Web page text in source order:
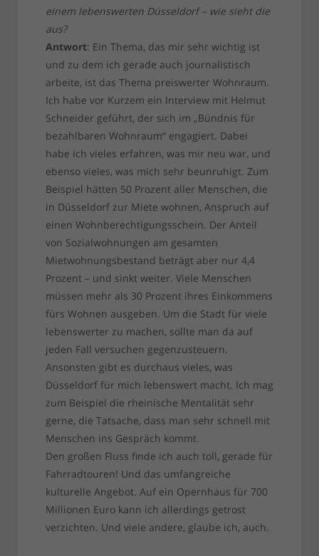
einem lebenswerten Düsseldorf – wie sieht die
aus?
Antwort: Ein Thema, das mir sehr wichtig ist
und zu dem ich gerade auch journalistisch
arbeite, ist das Thema preiswerter Wohnraum.
Ich habe vor Kurzem ein Interview mit Helmut
Schneider geführt, der sich im „Bündnis für
bezahlbaren Wohnraum“ engagiert. Dabei
habe ich vieles erfahren, was mir neu war, und
ebenso vieles, was mich sehr beunruhigt. Zum
Beispiel hätten 50 Prozent aller Menschen, die
in Düsseldorf zur Miete wohnen, Anspruch auf
einen Wohnberechtigungsschein. Der Anteil
von Sozialwohnungen am gesamten
Mietwohnungsbestand beträgt aber nur 4,4
Prozent – und sinkt weiter. Viele Menschen
müssen mehr als 30 Prozent ihres Einkommens
fürs Wohnen ausgeben. Um die Stadt für viele
lebenswerter zu machen, sollte man da auf
jeden Fall versuchen gegenzusteuern.
Ansonsten gibt es durchaus vieles, was
Düsseldorf für mich lebenswert macht. Ich mag
zum Beispiel die rheinische Mentalität sehr
gerne, die Tatsache, dass man sehr schnell mit
Menschen ins Gespräch kommt.
Den großen Fluss finde ich auch toll, gerade für
Fahrradtouren! Und das umfangreiche
kulturelle Angebot. Auf ein Opernhaus für 700
Millionen Euro kann ich allerdings getrost
verzichten. Und viele andere, glaube ich, auch.